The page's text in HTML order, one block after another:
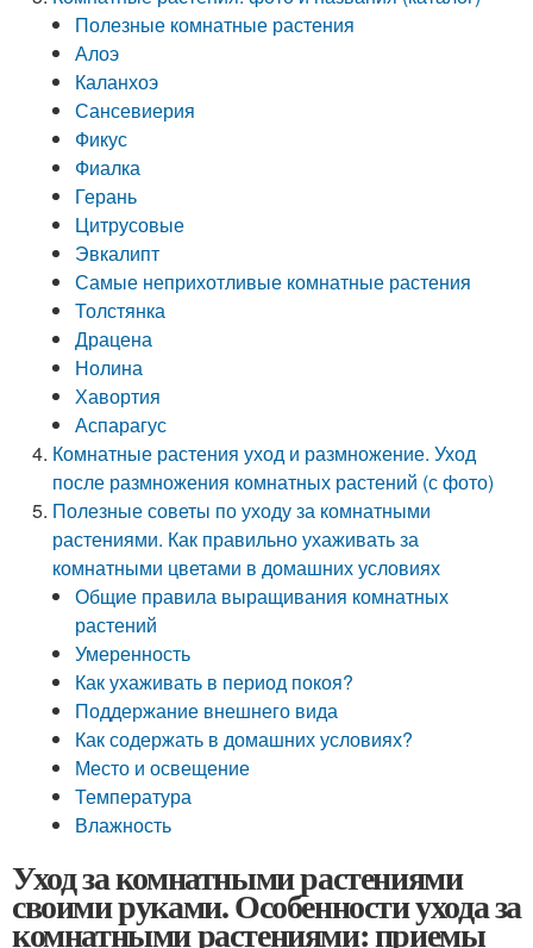
Полезные комнатные растения
Алоэ
Каланхоэ
Сансевиерия
Фикус
Фиалка
Герань
Цитрусовые
Эвкалипт
Самые неприхотливые комнатные растения
Толстянка
Драцена
Нолина
Хавортия
Аспарагус
Комнатные растения уход и размножение. Уход
после размножения комнатных растений (с фото)
Полезные советы по уходу за комнатными
растениями. Как правильно ухаживать за
комнатными цветами в домашних условиях
Общие правила выращивания комнатных
растений
Умеренность
Как ухаживать в период покоя?
Поддержание внешнего вида
Как содержать в домашних условиях?
Место и освещение
Температура
Влажность
Уход за комнатными растениями
своими руками. Особенности ухода за
комнатными растениями: приемы